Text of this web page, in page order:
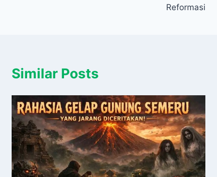
Reformasi
Similar Posts